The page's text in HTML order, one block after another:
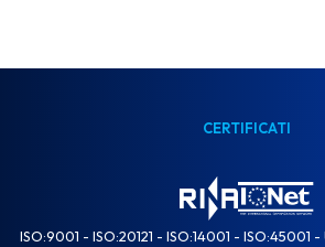
CERTIFICATI
ISO:9001 - ISO:20121 - ISO:14001 - ISO:45001